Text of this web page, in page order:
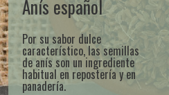
Anís español
Por su sabor dulce
característico, las semillas
de anís son un ingrediente
habitual en repostería y en
panadería.